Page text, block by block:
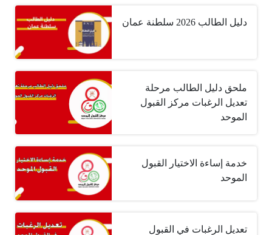
دليل الطالب 2026 سلطنة عمان
ملحق دليل الطالب مرحلة
تعديل الرغبات مركز القبول
الموحد
خدمة إساءة الاختيار القبول
الموحد
تعديل الرغبات في القبول